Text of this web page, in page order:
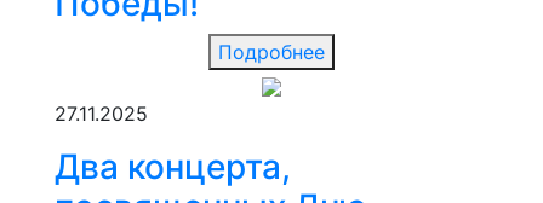
Подробнее
27.11.2025
Два концерта,